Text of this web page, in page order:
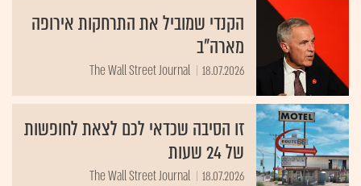
הקנדי שמוביל את התרחקות אירופה
מארה"ב
18.07.2026
The Wall Street Journal
זו הסיבה שכדאי לכם לצאת לחופשות
של 24 שעות
18.07.2026
The Wall Street Journal